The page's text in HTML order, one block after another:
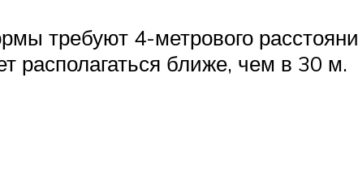
требуют 4-метрового
располагаться ближе, чем в 30 м.